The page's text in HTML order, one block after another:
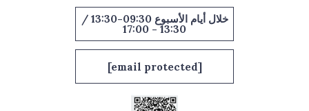
خلال أيام الأسبوع 09:30-13:30 /
13:30 - 17:00
[email protected]